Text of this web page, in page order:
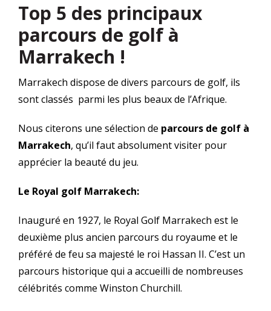
Top 5 des principaux
parcours de golf à
Marrakech !
Marrakech dispose de divers parcours de golf, ils
sont classés parmi les plus beaux de l’Afrique.
Nous citerons une sélection de parcours de golf à
Marrakech, qu’il faut absolument visiter pour
apprécier la beauté du jeu.
Le Royal golf Marrakech:
Inauguré en 1927, le Royal Golf Marrakech est le
deuxième plus ancien parcours du royaume et le
préféré de feu sa majesté le roi Hassan II. C’est un
parcours historique qui a accueilli de nombreuses
célébrités comme Winston Churchill.